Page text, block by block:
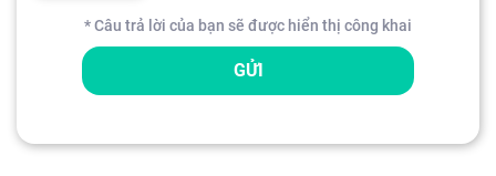
* Câu trả lời của bạn sẽ được hiển thị công khai
GỬI